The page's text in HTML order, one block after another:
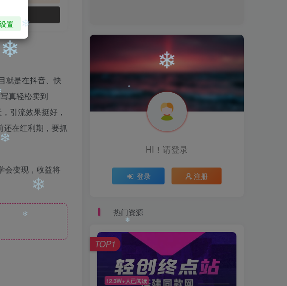
就是在抖音、快
真轻松卖到
引流效果挺好，
还在红利期，要抓
会变现，收益将
HI！请登录
登录 注册
热门资源
12.3W+人已阅读
TOP1
置
❄
❄
❄
❄